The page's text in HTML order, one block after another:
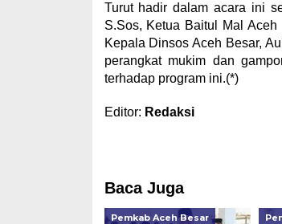
Turut hadir dalam acara ini
S.Sos, Ketua Baitul Mal
Kepala Dinsos Aceh Besar,
perangkat mukim dan
terhadap program ini.(*)
Editor: Redaksi
Baca Juga
Pemkab Aceh Besar